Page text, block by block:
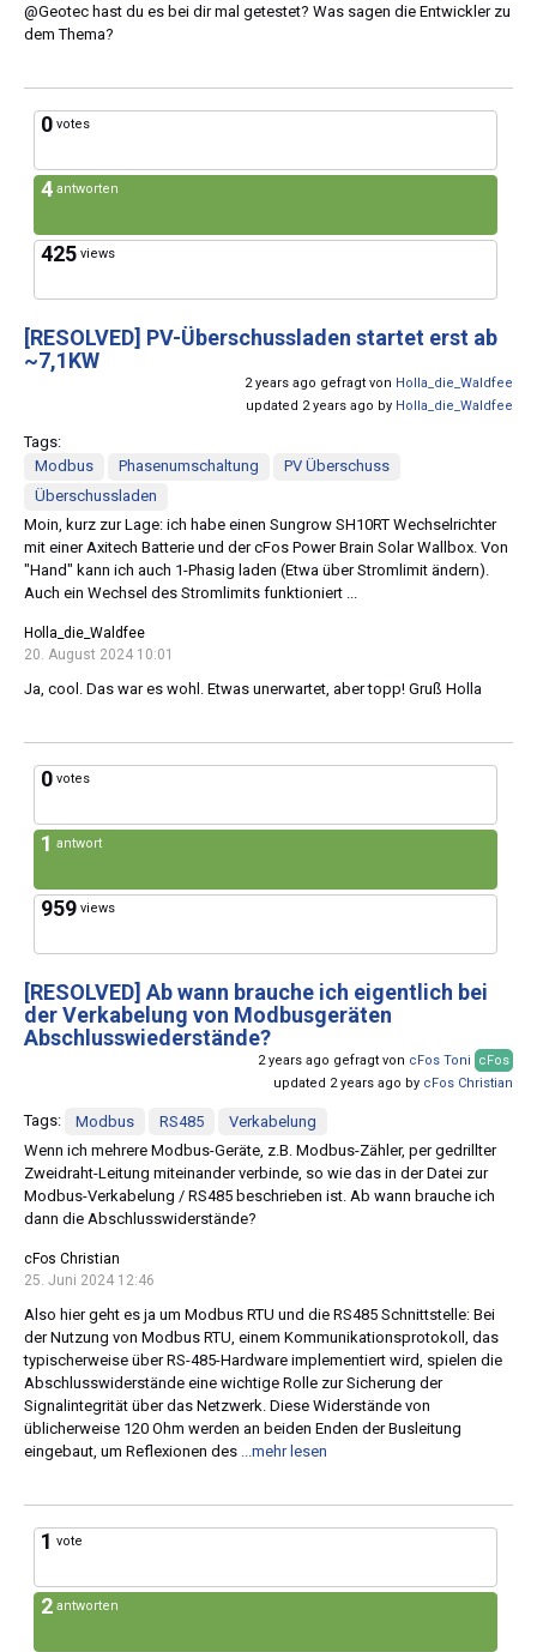
@Geotec hast du es bei dir mal getestet? Was sagen die Entwickler zu
dem Thema?
0 votes
4 antworten
425 views
[RESOLVED] PV-Überschussladen startet erst ab
~7,1KW
2 years ago gefragt von Holla_die_Waldfee
updated 2 years ago by Holla_die_Waldfee
Tags:
Modbus
Phasenumschaltung
PV Überschuss
Überschussladen
Moin, kurz zur Lage: ich habe einen Sungrow SH10RT Wechselrichter
mit einer Axitech Batterie und der cFos Power Brain Solar Wallbox. Von
"Hand" kann ich auch 1-Phasig laden (Etwa über Stromlimit ändern).
Auch ein Wechsel des Stromlimits funktioniert ...
Holla_die_Waldfee
20. August 2024 10:01
Ja, cool. Das war es wohl. Etwas unerwartet, aber topp! Gruß Holla
0 votes
1 antwort
959 views
[RESOLVED] Ab wann brauche ich eigentlich bei
der Verkabelung von Modbusgeräten
Abschlusswiederstände?
2 years ago gefragt von cFos Toni
cFos
updated 2 years ago by cFos Christian
Tags: Modbus RS485
Verkabelung
Wenn ich mehrere Modbus-Geräte, z.B. Modbus-Zähler, per gedrillter
Zweidraht-Leitung miteinander verbinde, so wie das in der Datei zur
Modbus-Verkabelung / RS485 beschrieben ist. Ab wann brauche ich
dann die Abschlusswiderstände?
cFos Christian
25. Juni 2024 12:46
Also hier geht es ja um Modbus RTU und die RS485 Schnittstelle: Bei
der Nutzung von Modbus RTU, einem Kommunikationsprotokoll, das
typischerweise über RS-485-Hardware implementiert wird, spielen die
Abschlusswiderstände eine wichtige Rolle zur Sicherung der
Signalintegrität über das Netzwerk. Diese Widerstände von
üblicherweise 120 Ohm werden an beiden Enden der Busleitung
eingebaut, um Reflexionen des
...mehr lesen
1 vote
2 antworten